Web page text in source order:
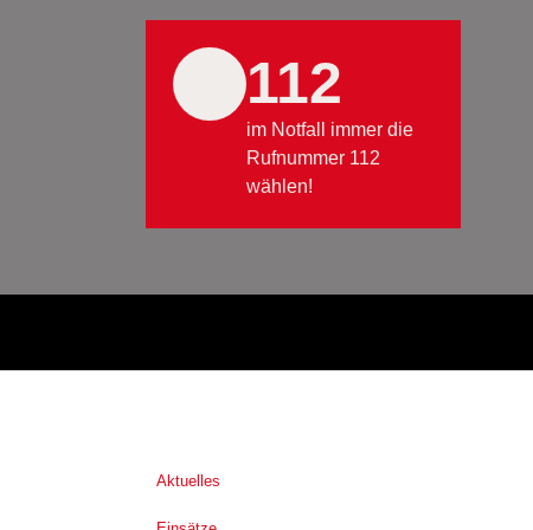
112
im Notfall immer die
Rufnummer 112
wählen!
Aktuelles